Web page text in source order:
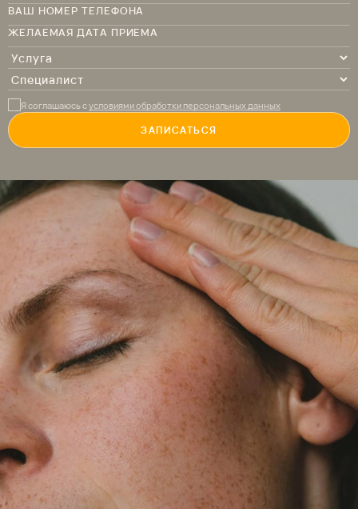
ВАШ НОМЕР ТЕЛЕФОНА
ЖЕЛАЕМАЯ ДАТА ПРИЕМА
Я соглашаюсь сусловиями обработки персональных данных
ЗАПИСАТЬСЯ